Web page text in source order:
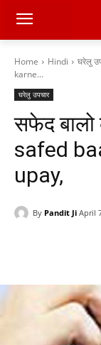
Home Hindi घरेलु
karne...
घरेलु उपचार
सफेद बालो
safed
upay,
By Pandit Ji April